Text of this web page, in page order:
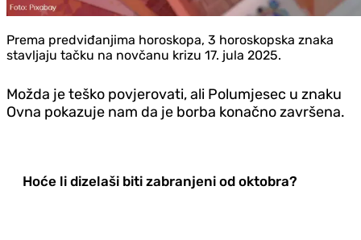
Prema predviđanjima horoskopa, 3 horoskopska znaka
stavljaju tačku na novčanu krizu 17. jula 2025.
Možda je teško povjerovati, ali Polumjesec u znaku
Ovna pokazuje nam da je borba konačno završena.
Hoće li dizelaši biti zabranjeni od oktobra?